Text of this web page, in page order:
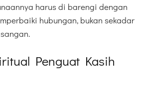
harus di barengi dengan
hubungan, bukan sekadar
Penguat Kasih